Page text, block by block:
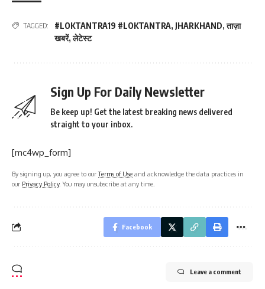
TAGGED: #LOKTANTRA19 #LOKTANTRA, JHARKHAND,ताज़ा
खबरें,लेटेस्ट
Sign Up For Daily Newsletter
Be keep up! Get the latest breaking news delivered
straight to your inbox.
[mc4wp_form]
By signing up, you agree to ourTerms of Use and acknowledge the data practices in
our Privacy Policy. You may unsubscribe at any time.
Facebook
Leave a comment